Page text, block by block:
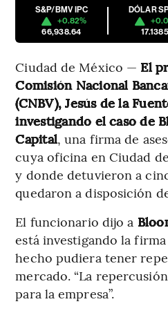
S&P/BMV IPC
+0.82%
66,938.64
DÓLAR
17.1385
Ciudad de México — El
Comisión Nacional
(CNBV), Jesús de la
investigando el caso de
Capital, una firma de
cuya oficina en Ciudad
y donde detuvieron a
quedaron a disposición
El funcionario dijo a
está investigando la
hecho pudiera tener
mercado. “La
para la empresa”.